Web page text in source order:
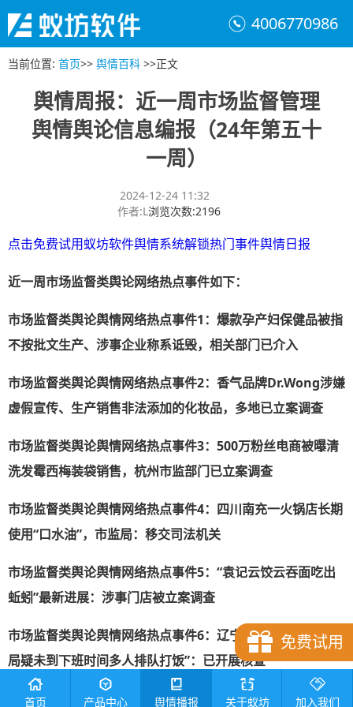
4006770986
当前位置: 首页>> 舆情百科 >>正文
舆情周报：近一周市场监督管理
舆情舆论信息编报（24年第五十
一周）
2024-12-24 11:32
作者:L浏览次数:2196
点击免费试用蚁坊软件舆情系统解锁热门事件舆情日报
近一周市场监督类舆论网络热点事件如下：
市场监督类舆论舆情网络热点事件1：爆款孕产妇保健品被指
不按批文生产、涉事企业称系诋毁，相关部门已介入
市场监督类舆论舆情网络热点事件2：香气品牌Dr.Wong涉嫌
虚假宣传、生产销售非法添加的化妆品，多地已立案调查
市场监督类舆论舆情网络热点事件3：500万粉丝电商被曝清
洗发霉西梅装袋销售，杭州市监部门已立案调查
市场监督类舆论舆情网络热点事件4：四川南充一火锅店长期
使用“口水油”，市监局：移交司法机关
市场监督类舆论舆情网络热点事件5：“袁记云饺云吞面吃出
蚯蚓”最新进展：涉事门店被立案调查
市场监督类舆论舆情网络热点事件6：辽宁瓦房店通报“市监
局疑未到下班时间多人排队打饭”：已开展核查
市场监督类舆论舆情网络热点事件7 ：市场监管总局部署强化
免费试用
首页 产品中心 舆情播报 关于蚁坊 加入我们